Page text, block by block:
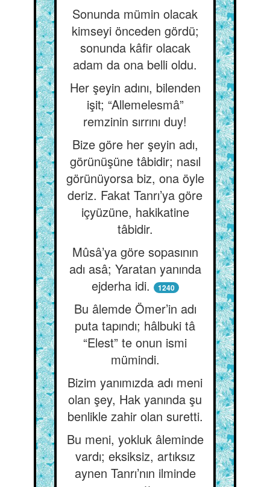
Sonunda mümin olacak
kimseyi önceden gördü;
sonunda kâfir olacak
adam da ona belli oldu.
Her şeyin adını, bilenden
işit; “Allemelesmâ”
remzinin sırrını duy!
Bize göre her şeyin adı,
görünüşüne tâbidir; nasıl
görünüyorsa biz, ona öyle
deriz. Fakat Tanrı’ya göre
içyüzüne, hakikatine
tâbidir.
Mûsâ’ya göre sopasının
adı asâ; Yaratan yanında
ejderha idi.
1240
Bu âlemde Ömer’in adı
puta tapındı; hâlbuki tâ
“Elest” te onun ismi
mümindi.
Bizim yanımızda adı meni
olan şey, Hak yanında şu
benlikle zahir olan suretti.
Bu meni, yokluk âleminde
vardı; eksiksiz, artıksız
aynen Tanrı’nın ilminde